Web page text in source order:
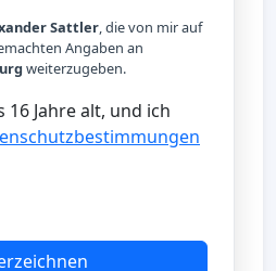
Sattler, die von mir auf
Angaben an
weiterzugeben.
Jahre alt, und ich